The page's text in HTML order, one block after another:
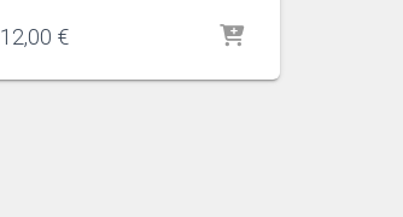
12,00 €